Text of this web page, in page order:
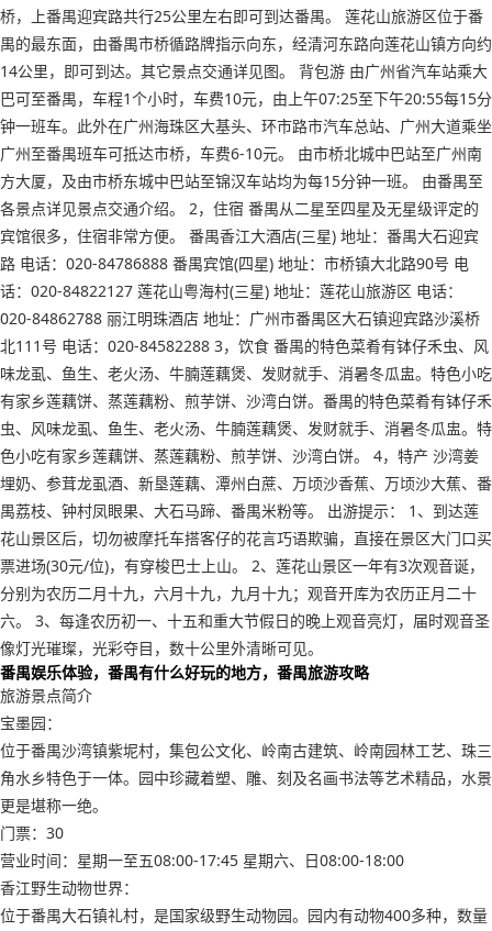
桥，上番禺迎宾路共行25公里左右即可到达番禺。 莲花山旅游区位于番
禺的最东面，由番禺市桥循路牌指示向东，经清河东路向莲花山镇方向约
14公里，即可到达。其它景点交通详见图。 背包游 由广州省汽车站乘大
巴可至番禺，车程1个小时，车费10元，由上午07:25至下午20:55每15分
钟一班车。此外在广州海珠区大基头、环市路市汽车总站、广州大道乘坐
广州至番禺班车可抵达市桥，车费6-10元。 由市桥北城中巴站至广州南
方大厦，及由市桥东城中巴站至锦汉车站均为每15分钟一班。 由番禺至
各景点详见景点交通介绍。 2，住宿 番禺从二星至四星及无星级评定的
宾馆很多，住宿非常方便。 番禺香江大酒店(三星) 地址：番禺大石迎宾
路 电话：020-84786888 番禺宾馆(四星) 地址：市桥镇大北路90号 电
话：020-84822127 莲花山粤海村(三星) 地址：莲花山旅游区 电话：
020-84862788 丽江明珠酒店 地址：广州市番禺区大石镇迎宾路沙溪桥
北111号 电话：020-84582288 3，饮食 番禺的特色菜肴有钵仔禾虫、风
味龙虱、鱼生、老火汤、牛腩莲藕煲、发财就手、消暑冬瓜盅。特色小吃
有家乡莲藕饼、蒸莲藕粉、煎芋饼、沙湾白饼。番禺的特色菜肴有钵仔禾
虫、风味龙虱、鱼生、老火汤、牛腩莲藕煲、发财就手、消暑冬瓜盅。特
色小吃有家乡莲藕饼、蒸莲藕粉、煎芋饼、沙湾白饼。 4，特产 沙湾姜
埋奶、参茸龙虱酒、新垦莲藕、潭州白蔗、万顷沙香蕉、万顷沙大蕉、番
禺荔枝、钟村凤眼果、大石马蹄、番禺米粉等。 出游提示： 1、到达莲
花山景区后，切勿被摩托车搭客仔的花言巧语欺骗，直接在景区大门口买
票进场(30元/位)，有穿梭巴士上山。 2、莲花山景区一年有3次观音诞，
分别为农历二月十九，六月十九，九月十九；观音开库为农历正月二十
六。 3、每逢农历初一、十五和重大节假日的晚上观音亮灯，届时观音圣
像灯光璀璨，光彩夺目，数十公里外清晰可见。
番禺娱乐体验，番禺有什么好玩的地方，番禺旅游攻略
旅游景点简介
宝墨园：
位于番禺沙湾镇紫坭村，集包公文化、岭南古建筑、岭南园林工艺、珠三
角水乡特色于一体。园中珍藏着塑、雕、刻及名画书法等艺术精品，水景
更是堪称一绝。
门票：30
营业时间：星期一至五08:00-17:45 星期六、日08:00-18:00
香江野生动物世界：
位于番禺大石镇礼村，是国家级野生动物园。园内有动物400多种，数量